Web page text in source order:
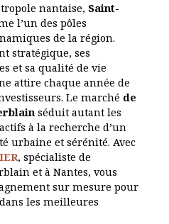
nantaise, Saint-
l’un des pôles
de la région.
stratégique, ses
et sa qualité de vie
attire chaque année de
Le marché de
séduit autant les
à la recherche d’un
urbaine et sérénité. Avec
, spécialiste de
et à Nantes, vous
sur mesure pour
les meilleures